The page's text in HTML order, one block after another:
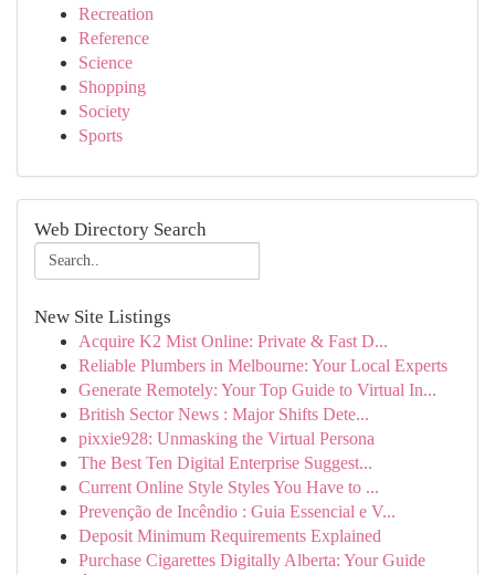
Recreation
Reference
Science
Shopping
Society
Sports
Web Directory Search
New Site Listings
Acquire K2 Mist Online: Private & Fast D...
Reliable Plumbers in Melbourne: Your Local Experts
Generate Remotely: Your Top Guide to Virtual In...
British Sector News : Major Shifts Dete...
pixxie928: Unmasking the Virtual Persona
The Best Ten Digital Enterprise Suggest...
Current Online Style Styles You Have to ...
Prevenção de Incêndio : Guia Essencial e V...
Deposit Minimum Requirements Explained
Purchase Cigarettes Digitally Alberta: Your Guide